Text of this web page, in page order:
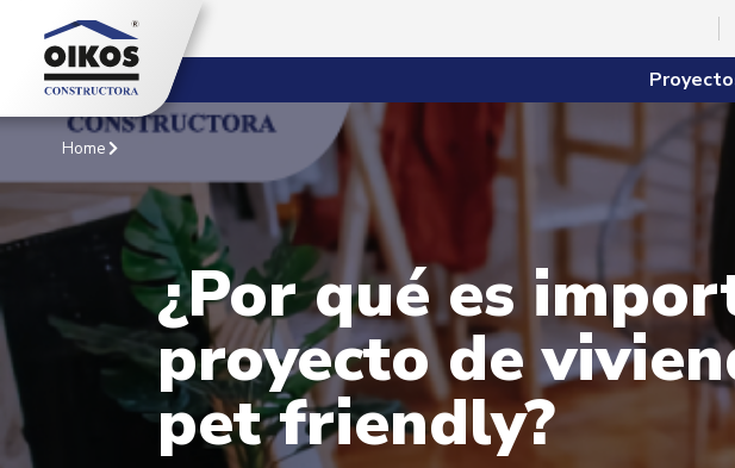
Home
¿Por qué es
proyecto de
pet friendly?